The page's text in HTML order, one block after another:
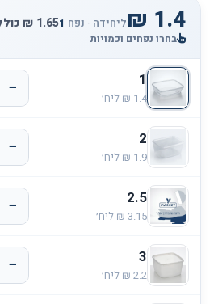
ליחידה · נפח 1
בחרו נפחים וכמויות
1
−
2
−
2.5
−
3
−